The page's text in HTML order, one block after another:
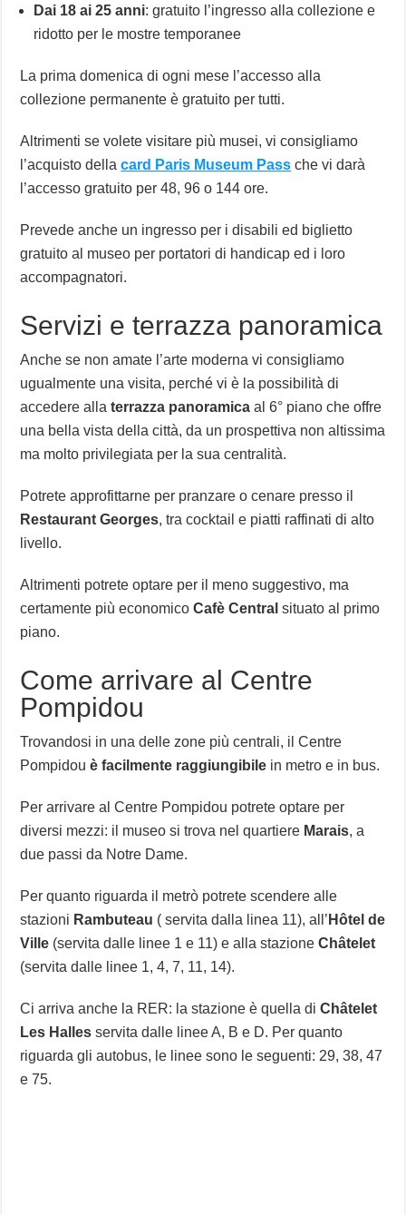
Dai 18 ai 25 anni: gratuito l’ingresso alla collezione e
ridotto per le mostre temporanee
La prima domenica di ogni mese l’accesso alla
collezione permanente è gratuito per tutti.
Altrimenti se volete visitare più musei, vi consigliamo
l’acquisto dellacard Paris Museum Pass che vi darà
l’accesso gratuito per 48, 96 o 144 ore.
Prevede anche un ingresso per i disabili ed biglietto
gratuito al museo per portatori di handicap ed i loro
accompagnatori.
Servizi e terrazza panoramica
Anche se non amate l’arte moderna vi consigliamo
ugualmente una visita, perché vi è la possibilità di
accedere allaterrazza panoramica al 6° piano che offre
una bella vista della città, da un prospettiva non altissima
ma molto privilegiata per la sua centralità.
Potrete approfittarne per pranzare o cenare presso il
Restaurant Georges, tra cocktail e piatti raffinati di alto
livello.
Altrimenti potrete optare per il meno suggestivo, ma
certamente più economicoCafè Central situato al primo
piano.
Come arrivare al Centre
Pompidou
Trovandosi in una delle zone più centrali, il Centre
Pompidouè facilmente raggiungibile in metro e in bus.
Per arrivare al Centre Pompidou potrete optare per
diversi mezzi: il museo si trova nel quartiere Marais, a
due passi da Notre Dame.
Per quanto riguarda il metrò potrete scendere alle
stazioni Rambuteau ( servita dalla linea 11), all’ Hôtel de
Ville (servita dalle linee 1 e 11) e alla stazioneChâtelet
(servita dalle linee 1, 4, 7, 11, 14).
Ci arriva anche la RER: la stazione è quella diChâtelet
Les Halles servita dalle linee A, B e D. Per quanto
riguarda gli autobus, le linee sono le seguenti: 29, 38, 47
e 75.